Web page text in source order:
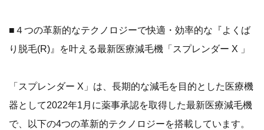
■４つの革新的なテクノロジーで快適・効率的な『よくば
り脱毛(R)』を叶える最新医療減毛機「スプレンダー X 」
「スプレンダー X」は、長期的な減毛を目的とした医療機
器として2022年1月に薬事承認を取得した最新医療減毛機
で、以下の4つの革新的テクノロジーを搭載しています。